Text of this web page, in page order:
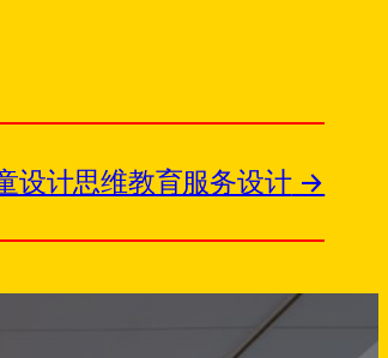
设计思维教育服务设计